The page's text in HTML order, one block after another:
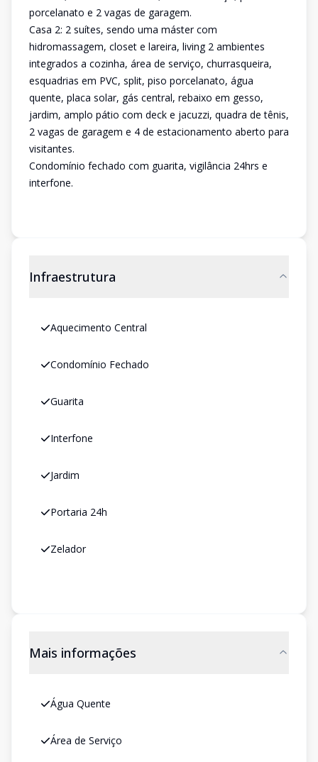
porcelanato e 2 vagas de garagem.
Casa 2: 2 suítes, sendo uma máster com
hidromassagem, closet e lareira, living 2 ambientes
integrados a cozinha, área de serviço, churrasqueira,
esquadrias em PVC, split, piso porcelanato, água
quente, placa solar, gás central, rebaixo em gesso,
jardim, amplo pátio com deck e jacuzzi, quadra de tênis,
2 vagas de garagem e 4 de estacionamento aberto para
visitantes.
Condomínio fechado com guarita, vigilância 24hrs e
interfone.
Infraestrutura
Aquecimento Central
Condomínio Fechado
Guarita
Interfone
Jardim
Portaria 24h
Zelador
Mais informações
Água Quente
Área de Serviço